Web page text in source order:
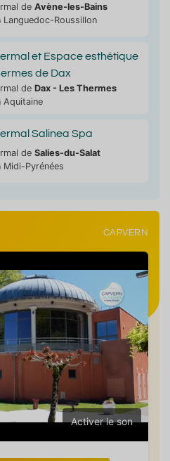
de Avène-les-Bains
Languedoc-Roussillon
et Espace esthétique
de Dax
de Dax - Les Thermes
Aquitaine
Salinea Spa
de Salies-du-Salat
Midi-Pyrénées
CAPVERN
Activer le son